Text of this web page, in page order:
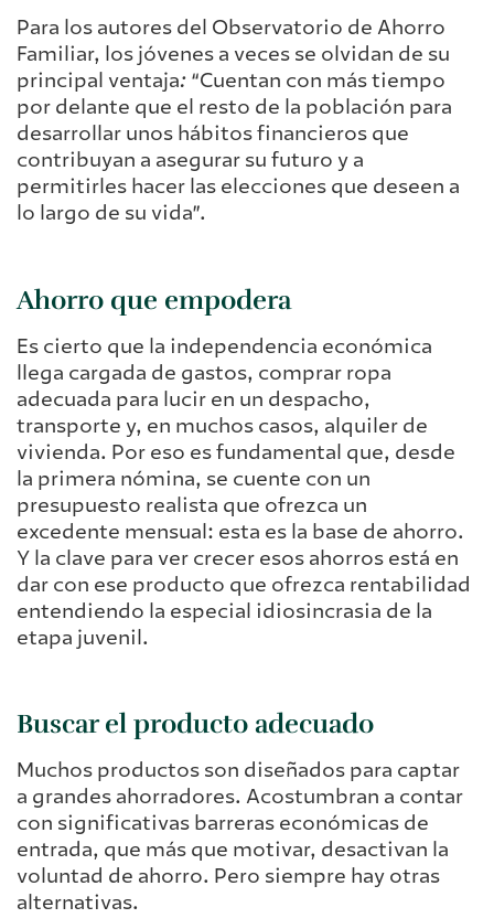
Para los autores del Observatorio de Ahorro
Familiar, los jóvenes a veces se olvidan de su
principal ventaja: “Cuentan con más tiempo
por delante que el resto de la población para
desarrollar unos hábitos financieros que
contribuyan a asegurar su futuro y a
permitirles hacer las elecciones que deseen a
lo largo de su vida”.
Ahorro que empodera
Es cierto que la independencia económica
llega cargada de gastos, comprar ropa
adecuada para lucir en un despacho,
transporte y, en muchos casos, alquiler de
vivienda. Por eso es fundamental que, desde
la primera nómina, se cuente con un
presupuesto realista que ofrezca un
excedente mensual: esta es la base de ahorro.
Y la clave para ver crecer esos ahorros está en
dar con ese producto que ofrezca rentabilidad
entendiendo la especial idiosincrasia de la
etapa juvenil.
Buscar el producto adecuado
Muchos productos son diseñados para captar
a grandes ahorradores. Acostumbran a contar
con significativas barreras económicas de
entrada, que más que motivar, desactivan la
voluntad de ahorro. Pero siempre hay otras
alternativas.